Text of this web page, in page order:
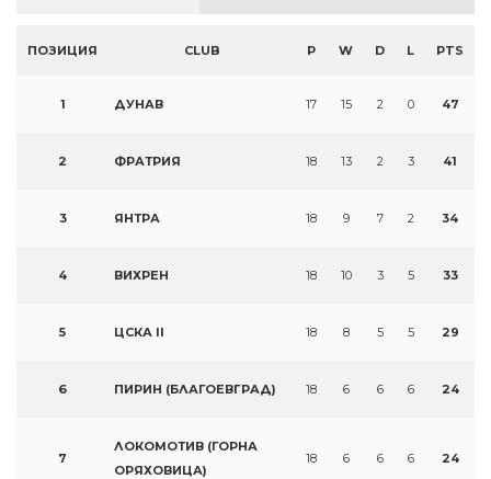
ПОЗИЦИЯ CLUB P W D L PTS
1 ДУНАВ 17 15 2 0 47
2 ФРАТРИЯ 18 13 2 3 41
3 ЯНТРА 18 9 7 2 34
4 ВИХРЕН 18 10 3 5 33
5 ЦСКА II 18 8 5 5 29
6 ПИРИН (БЛАГОЕВГРАД) 18 6 6 6 24
7
ЛОКОМОТИВ (ГОРНА
ОРЯХОВИЦА)
18 6 6 6 24